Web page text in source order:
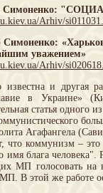
Симоненко:
Arhiv/
Симоненко:
уважением»
Arhiv/
известна и другая
в Украине»
статья
Агафангела
что коммунизм –
имя блага
МП голосовать на
В этой же работе